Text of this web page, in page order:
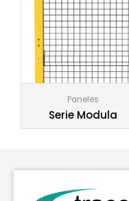
Paneles
Serie Modula